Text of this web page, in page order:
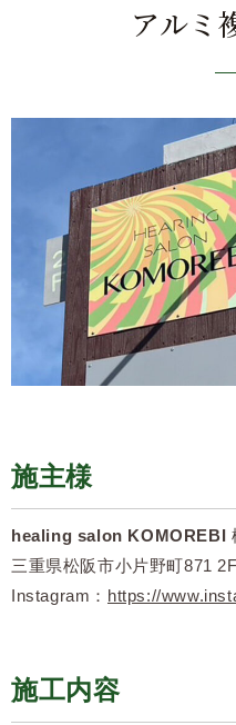
アルミ
施主様
healing salon KOMOREBI
三重県松阪市小片野町871
Instagram： https://
施工内容